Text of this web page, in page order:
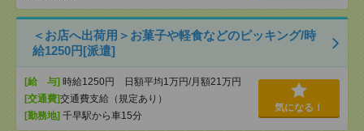
＜お店へ出荷用＞お菓子や軽食などのピッキング/時
給1250円[派遣]
[給 与] 時給1250円 日額平均1万円/月額21万円
[交通費]交通費支給（規定あり）
[勤務地] 千早駅から車15分
気になる！